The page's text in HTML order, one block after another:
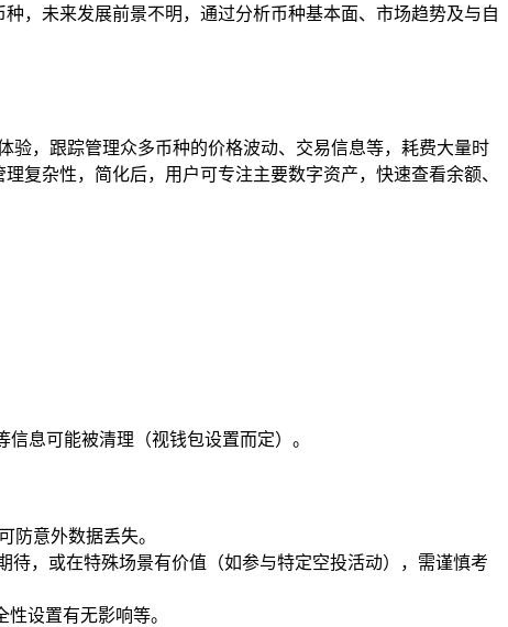
，未来发展前景不明，通过分析币种基本面、市场趋势及与自
，跟踪管理众多币种的价格波动、交易信息等，耗费大量时
复杂性，简化后，用户可专注主要数字资产，快速查看余额、
息可能被清理（视钱包设置而定）。
防意外数据丢失。
待，或在特殊场景有价值（如参与特定空投活动），需谨慎考
设置有无影响等。